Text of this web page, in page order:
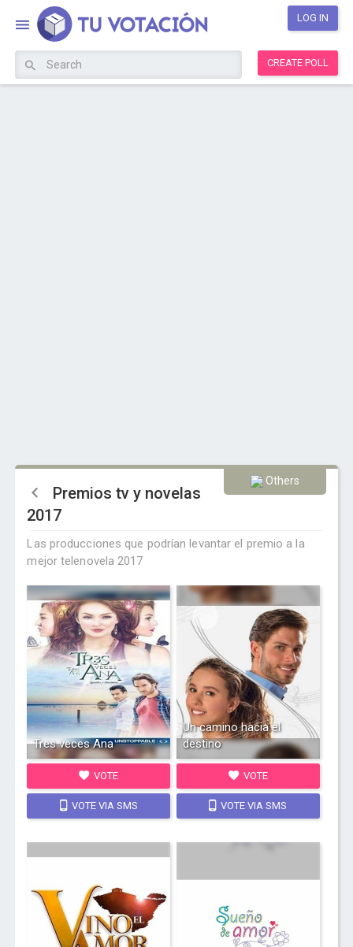
LOG IN
CREATE POLL
Others
Premios tv y novelas
2017
Las producciones que podrían levantar el premio a la
mejor telenovela 2017
Tres veces Ana
VOTE
VOTE VIA SMS
Un camino hacia el
destino
VOTE
VOTE VIA SMS